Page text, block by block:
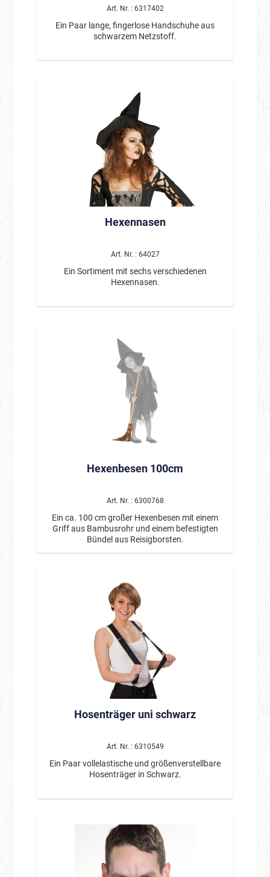
Art. Nr. : 6317402
Ein Paar lange, fingerlose Handschuhe aus
schwarzem Netzstoff.
Hexennasen
Art. Nr. : 64027
Ein Sortiment mit sechs verschiedenen
Hexennasen.
Hexenbesen 100cm
Art. Nr. : 6300768
Ein ca. 100 cm großer Hexenbesen mit einem
Griff aus Bambusrohr und einem befestigten
Bündel aus Reisigborsten.
Hosenträger uni schwarz
Art. Nr. : 6310549
Ein Paar vollelastische und größenverstellbare
Hosenträger in Schwarz.